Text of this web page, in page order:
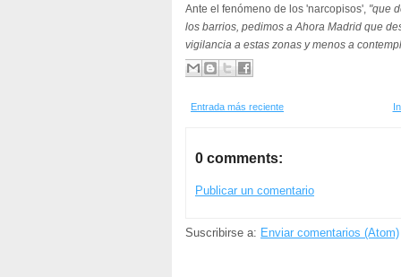
Ante el fenómeno de los 'narcopisos', "que
los barrios, pedimos a Ahora Madrid que
vigilancia a estas zonas y menos a
Entrada más reciente
0 comments:
Publicar un comentario
Suscribirse a: Enviar comentarios (Atom)